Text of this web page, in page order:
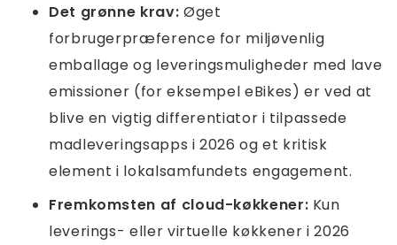
Det grønne krav: Øget
forbrugerpræference for miljøvenlig
emballage og leveringsmuligheder med lave
emissioner (for eksempel eBikes) er ved at
blive en vigtig differentiator i tilpassede
madleveringsapps i 2026 og et kritisk
element i lokalsamfundets engagement.
Fremkomsten af ​​cloud-køkkener: Kun
leverings- eller virtuelle køkkener i 2026